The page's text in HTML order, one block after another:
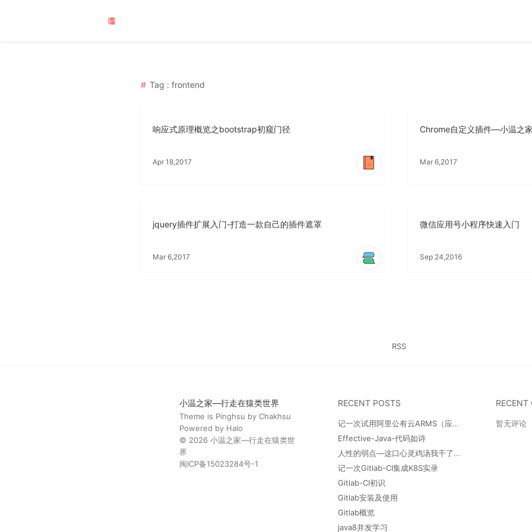
Tag : frontend
响应式原理概览之bootstrap初窥门径
Apr 18,2017
Chrome自定义插件—小温之
Mar 6,2017
jquery插件扩展入门-打造一款自己的插件遮罩
Mar 6,2017
微信应用号小程序快速入门
Sep 24,2016
RSS
小温之家—行走在猿类世界
Theme is Pinghsu by Chakhsu
Powered by Halo
© 2026 小温之家—行走在猿类世
界
闽ICP备15023284号-1
RECENT POSTS
记一次试用阿里公有云ARMS（应用实时监控服务）产品
Effective-Java-代码如诗
人性的弱点—这口心灵鸡汤我干了（附带思维导图）
记一次Gitlab-CI集成K8S实录
Gitlab-CI初识
Gitlab安装及使用
Gitlab概览
java8并发学习
RECENT
暂无评论